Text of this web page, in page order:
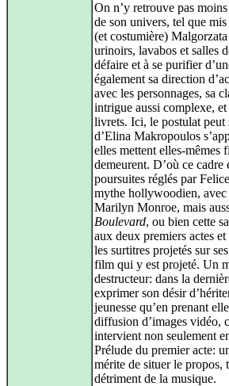
On n’y retrouve pas
de son univers, tel que
(et costumière)
urinoirs, lavabos et salles
défaire et à se purifier
également sa direction
avec les personnages, sa
intrigue aussi complexe,
livrets. Ici, le postulat peut
d’Elina Makropoulos
elles mettent elles-mêmes
demeurent. D’où ce cadre
poursuites réglés par
mythe hollywoodien, avec
Marilyn Monroe, mais
Boulevard, ou bien cette
aux deux premiers actes
les surtitres projetés sur
film qui y est projeté. Un
destructeur: dans la
exprimer son désir
jeunesse qu’en prenant
diffusion d’images vidéo,
intervient non seulement
Prélude du premier acte:
mérite de situer le propos,
détriment de la musique.